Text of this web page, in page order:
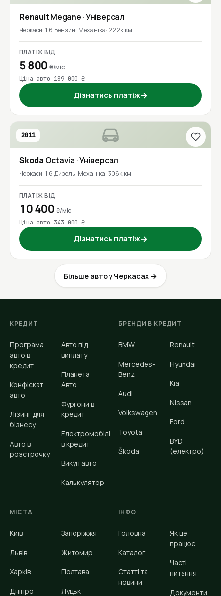
RenaultMegane· Універсал
Черкаси 1.6 Бензин Механіка 222к км
ПЛАТІЖ ВІД
5 800₴/міс
Ціна авто 189 000 ₴
Дізнатись платіж→
2011
Skoda Octavia · Універсал
Черкаси 1.6 Дизель Механіка 306к км
ПЛАТІЖ ВІД
10 400 ₴/міс
Ціна авто 343 000 ₴
Дізнатись платіж→
Більше авто у Черкасах →
КРЕДИТ
Програма
авто в
кредит
Конфіскат
авто
Лізинг для
бізнесу
Авто в
розстрочку
Авто під
виплату
Планета
Авто
Фургони в
кредит
Електромобілі
в кредит
Викуп авто
Калькулятор
БРЕНДИ В КРЕДИТ
BMW
Mercedes-
Benz
Audi
Volkswagen
Toyota
Škoda
Renault
Hyundai
Kia
Nissan
Ford
BYD
(електро)
МІСТА
Київ
Львів
Харків
Дніпро
Запоріжжя
Житомир
Полтава
Луцьк
ІНФО
Головна
Каталог
Статті та
новини
Як це
працює
Часті
питання
Документи